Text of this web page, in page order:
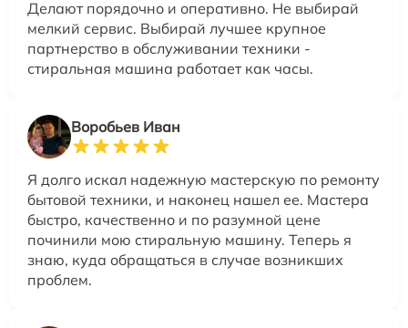
Делают порядочно и оперативно. Не выбирай
мелкий сервис. Выбирай лучшее крупное
партнерство в обслуживании техники -
стиральная машина работает как часы.
Воробьев Иван
Я долго искал надежную мастерскую по ремонту
бытовой техники, и наконец нашел ее. Мастера
быстро, качественно и по разумной цене
починили мою стиральную машину. Теперь я
знаю, куда обращаться в случае возникших
проблем.